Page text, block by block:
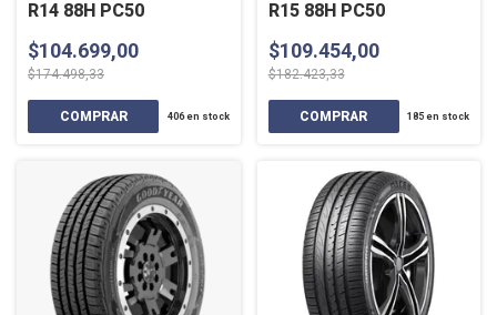
R14 88H PC50
$104.699,00
$174.498,33
406en stock
R15 88H PC50
$109.454,00
$182.423,33
185 en stock